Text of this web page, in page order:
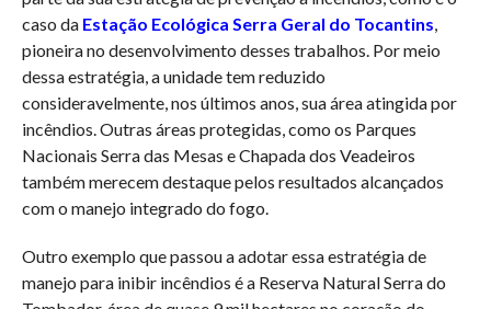
caso da Estação Ecológica Serra Geral do Tocantins,
pioneira no desenvolvimento desses trabalhos. Por meio
dessa estratégia, a unidade tem reduzido
consideravelmente, nos últimos anos, sua área atingida por
incêndios. Outras áreas protegidas, como os Parques
Nacionais Serra das Mesas e Chapada dos Veadeiros
também merecem destaque pelos resultados alcançados
com o manejo integrado do fogo.
Outro exemplo que passou a adotar essa estratégia de
manejo para inibir incêndios é a Reserva Natural Serra do